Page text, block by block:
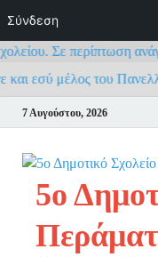
Σε περίπτωση
Σύνδεση
και εσύ μέλος του
7 Αυγούστου, 2026
5ο